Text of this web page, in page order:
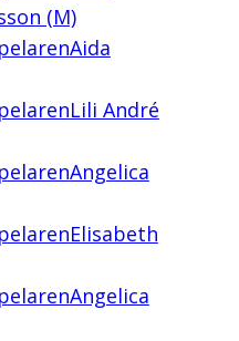
(M)
Aida
Lili André
Angelica
Elisabeth
Angelica